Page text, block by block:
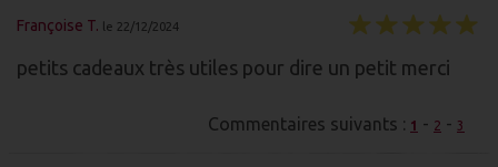
Françoise T. le 22/12/2024
petits cadeaux très utiles pour dire un petit merci
Commentaires suivants : 1 - 2 - 3